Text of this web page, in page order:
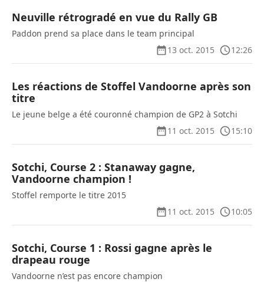
Neuville rétrogradé en vue du Rally GB
Paddon prend sa place dans le team principal
13 oct. 2015
12:26
Les réactions de Stoffel Vandoorne après son
titre
Le jeune belge a été couronné champion de GP2 à Sotchi
11 oct. 2015
15:10
Sotchi, Course 2 : Stanaway gagne,
Vandoorne champion !
Stoffel remporte le titre 2015
11 oct. 2015
10:05
Sotchi, Course 1 : Rossi gagne après le
drapeau rouge
Vandoorne n’est pas encore champion